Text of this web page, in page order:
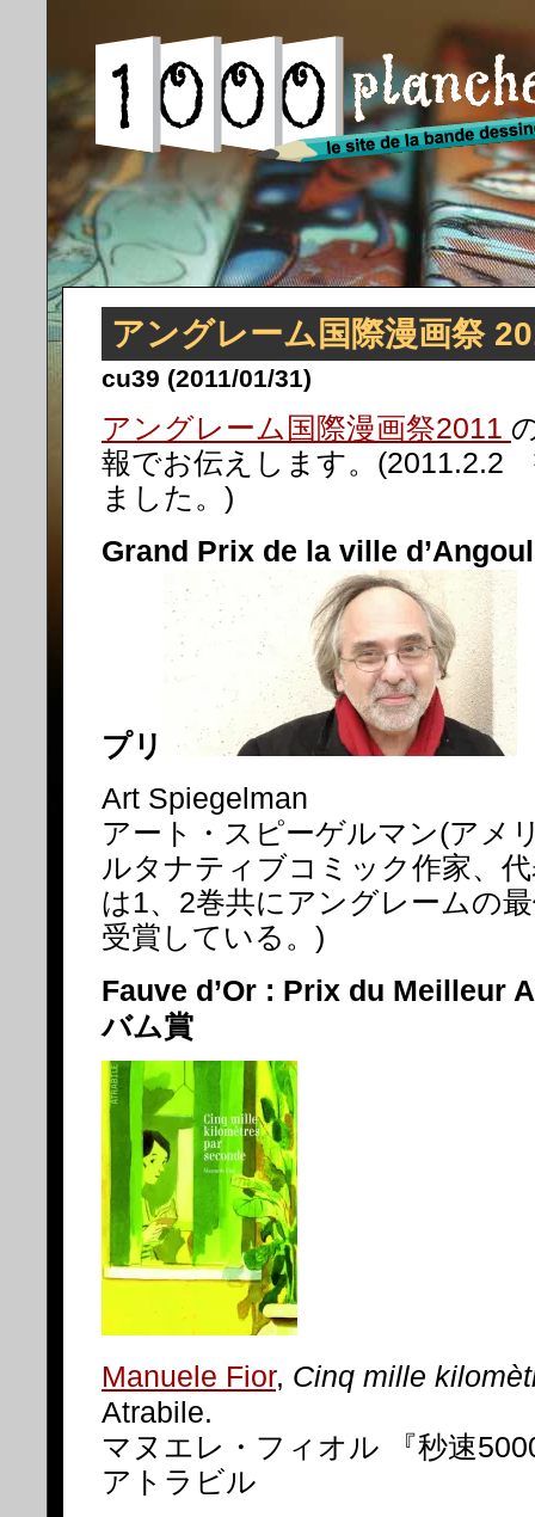
アングレーム国際漫画祭
cu39 (2011/01/31)
アングレーム国際漫画祭2011
報でお伝えします。(2011.2.2
ました。)
Grand Prix de la ville
プリ
Art Spiegelman
アート・スピーゲルマン(アメ
ルタナティブコミック作家、
は1、2巻共にアングレームの
受賞している。)
Fauve d’Or : Prix du Meilleur
バム賞
Manuele Fior, Cinq mille
Atrabile.
マヌエレ・フィオル 『秒速
アトラビル